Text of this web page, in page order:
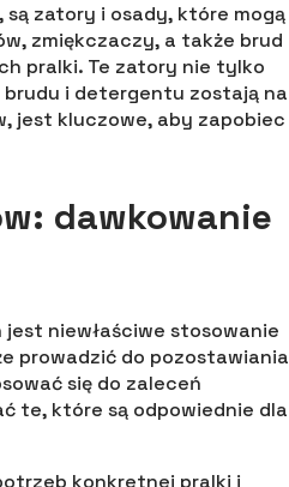
zatory i osady, które mogą
zmiękczaczy, a także brud
pralki. Te zatory nie tylko
brudu i detergentu zostają na
jest kluczowe, aby zapobiec
dawkowanie
niewłaściwe stosowanie
prowadzić do pozostawiania
się do zaleceń
te, które są odpowiednie dla
konkretnej pralki i